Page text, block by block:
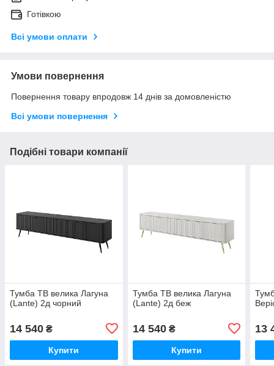
Готівкою
Всі умови оплати
Умови повернення
Повернення товару впродовж 14 днів за домовленістю
Всі умови повернення
Подібні товари компанії
Тумба ТВ велика Лагуна
(Lante) 2д чорний
14 540 ₴
Купити
Тумба ТВ велика Лагуна
(Lante) 2д беж
14 540₴
Купити
13